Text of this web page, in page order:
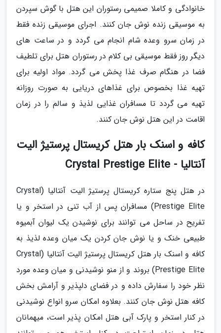
خانوادگی و کاملا صمیمی رستوران این هتل با گوش سپردن
به موسیقی زنده نوش جان کنند. اجرای موسیقی زنده فقط
در زمان سرو وعده شام انجام می گردد و در ساعت های
دیگر روز فقط موسیقی بی کلام در رستوران هتل برای تلطیف
فضا در هنگام صرف غذا پخش می گردد. مواد اولیه برای
تهیه غذا بخصوص برای غذاهای دریایی به صورت روزانه
تهیه می گردد تا مسافران غذایی لذیذ و سالم را در زمان
اقامت در این هتل نوش جان کنند.
کافه و اسنک بار هتل کریستال پرستیژ الیت
آنتالیا - Crystal Prestige Elite
در هتل پنج ستاره کریستال پرستیژ الیت آنتالیا (Crystal
Prestige Elite) مسافران پس از آب تنی در استخر و یا
تفریح در ساحل می توانند برای نوشیدن یک لیوان آبمیوه
طبیعی خنک و یا نوش جان کردن یک میان وعده لذیذ به
کافه و اسنک بار هتل کریستال پرستیژ الیت آنتالیا (Crystal
Prestige Elite) بروند و از منو نوشیدنی و میان وعده مورد
نظر خود را سفارش داده و در فضای دلپذیر و آرامش بخش
کافه هتل نوش جان کنند. بعلاوه امکان سرو انواع نوشیدنی
در کنار استخر و پارک آبی هتل امکان پذیر است، میهمانان